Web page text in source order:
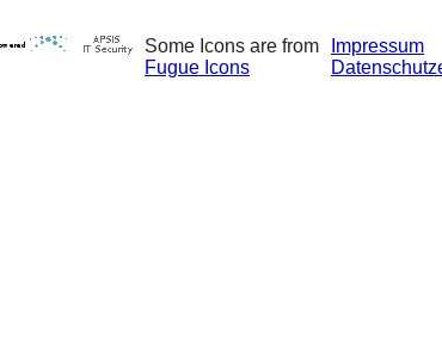
Some Icons are from
Fugue Icons
Impressum